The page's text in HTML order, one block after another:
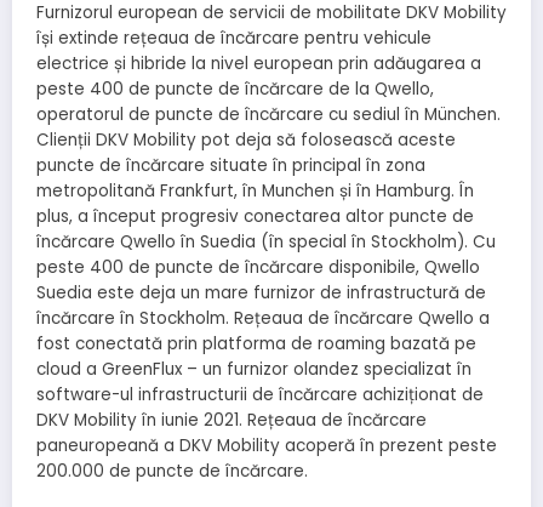
Furnizorul european de servicii de mobilitate DKV Mobility
își extinde rețeaua de încărcare pentru vehicule
electrice și hibride la nivel european prin adăugarea a
peste 400 de puncte de încărcare de la Qwello,
operatorul de puncte de încărcare cu sediul în München.
Clienții DKV Mobility pot deja să folosească aceste
puncte de încărcare situate în principal în zona
metropolitană Frankfurt, în Munchen și în Hamburg. În
plus, a început progresiv conectarea altor puncte de
încărcare Qwello în Suedia (în special în Stockholm). Cu
peste 400 de puncte de încărcare disponibile, Qwello
Suedia este deja un mare furnizor de infrastructură de
încărcare în Stockholm. Rețeaua de încărcare Qwello a
fost conectată prin platforma de roaming bazată pe
cloud a GreenFlux – un furnizor olandez specializat în
software-ul infrastructurii de încărcare achiziționat de
DKV Mobility în iunie 2021. Rețeaua de încărcare
paneuropeană a DKV Mobility acoperă în prezent peste
200.000 de puncte de încărcare.